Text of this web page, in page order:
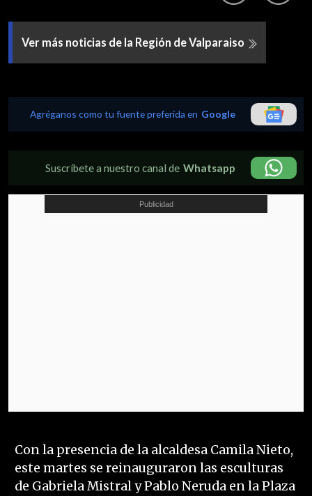
Ver más noticias de la Región de Valparaiso
Agréganos como tu fuente preferida en Google
Suscríbete a nuestro canal de Whatsapp
Con la presencia de la alcaldesa Camila Nieto,
este martes se reinauguraron las esculturas
de Gabriela Mistral y Pablo Neruda en la Plaza